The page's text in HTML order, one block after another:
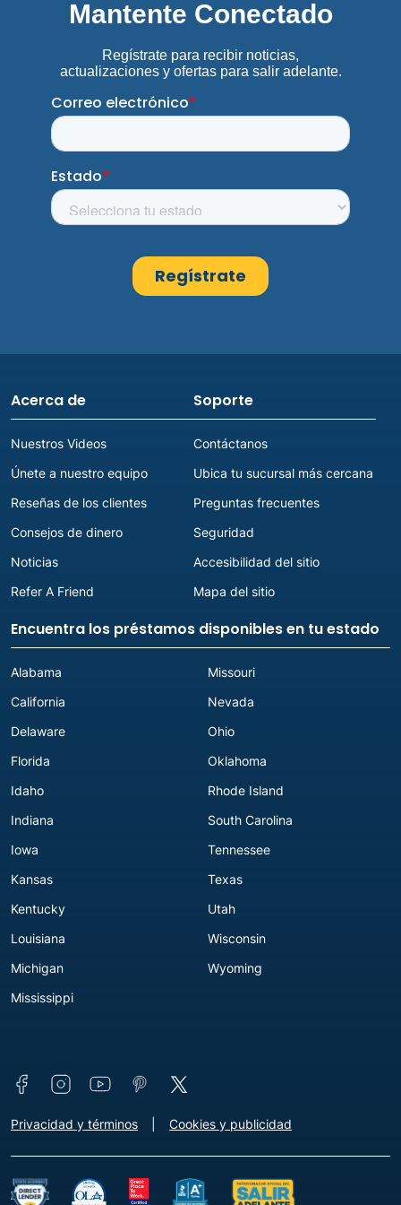
Acerca de
Nuestros Videos
Únete a nuestro equipo
Reseñas de los clientes
Consejos de dinero
Noticias
Refer A Friend
Soporte
Contáctanos
Ubica tu sucursal más cercana
Preguntas frecuentes
Seguridad
Accesibilidad del sitio
Mapa del sitio
Encuentra los préstamos disponibles en tu estado
Alabama
California
Delaware
Florida
Idaho
Indiana
Iowa
Kansas
Kentucky
Louisiana
Michigan
Mississippi
Missouri
Nevada
Ohio
Oklahoma
Rhode Island
South Carolina
Tennessee
Texas
Utah
Wisconsin
Wyoming
Connect with us
Footer - Extra Links [v3]
Privacidad y términos Cookies y publicidad